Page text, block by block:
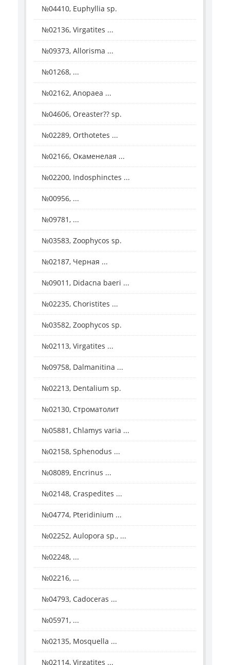
№04410, Euphyllia sp.
№02136, Virgatites ...
№09373, Allorisma ...
№01268, ...
№02162, Anopaea ...
№04606, Oreaster?? sp.
№02289, Orthotetes ...
№02166, Окаменелая ...
№02200, Indosphinctes ...
№00956, ...
№09781, ...
№03583, Zoophycos sp.
№02187, Черная ...
№09011, Didacna baeri ...
№02235, Choristites ...
№03582, Zoophycos sp.
№02113, Virgatites ...
№09758, Dalmanitina ...
№02213, Dentalium sp.
№02130, Строматолит
№05881, Chlamys varia ...
№02158, Sphenodus ...
№08089, Encrinus ...
№02148, Craspedites ...
№04774, Pteridinium ...
№02252, Aulopora sp., ...
№02248, ...
№02216, ...
№04793, Cadoceras ...
№05971, ...
№02135, Mosquella ...
№02114, Virgatites ...